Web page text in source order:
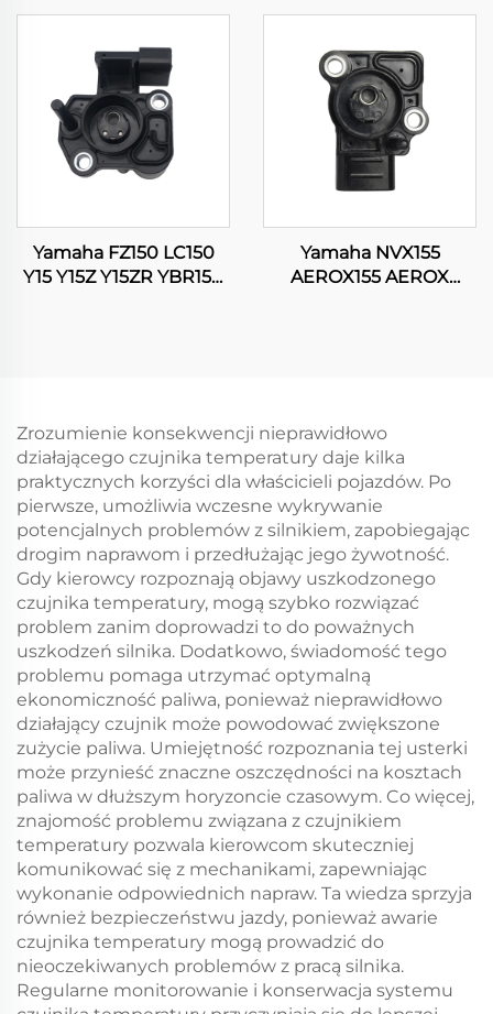
pitbike'ów,
motocrossowych, ATV,
quadów i skuterów
FORZA125 Yamaha
do motocykla
Yamaha FZ150 LC150
Y15 Y15Z Y15ZR YBR150
Yamaha NVX155
AEROX155 AEROX
Zrozumienie konsekwencji nieprawidłowo
działającego czujnika temperatury daje kilka
praktycznych korzyści dla właścicieli pojazdów. Po
pierwsze, umożliwia wczesne wykrywanie
potencjalnych problemów z silnikiem, zapobiegając
drogim naprawom i przedłużając jego żywotność.
Gdy kierowcy rozpoznają objawy uszkodzonego
czujnika temperatury, mogą szybko rozwiązać
problem zanim doprowadzi to do poważnych
uszkodzeń silnika. Dodatkowo, świadomość tego
problemu pomaga utrzymać optymalną
ekonomiczność paliwa, ponieważ nieprawidłowo
działający czujnik może powodować zwiększone
zużycie paliwa. Umiejętność rozpoznania tej usterki
może przynieść znaczne oszczędności na kosztach
paliwa w dłuższym horyzoncie czasowym. Co więcej,
znajomość problemu związana z czujnikiem
temperatury pozwala kierowcom skuteczniej
komunikować się z mechanikami, zapewniając
wykonanie odpowiednich napraw. Ta wiedza sprzyja
również bezpieczeństwu jazdy, ponieważ awarie
czujnika temperatury mogą prowadzić do
nieoczekiwanych problemów z pracą silnika.
Regularne monitorowanie i konserwacja systemu